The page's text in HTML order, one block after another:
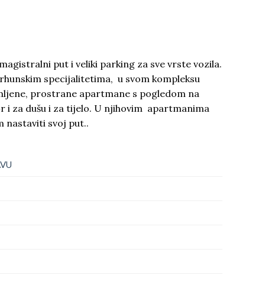
put i veliki parking za sve vrste vozila.
specijalitetima, u svom kompleksu
prostrane apartmane s pogledom na
i za dušu i za tijelo. U njihovim apartmanima
nastaviti svoj put..